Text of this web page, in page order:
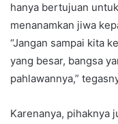
hanya bertujuan
menanamkan jiwa
“Jangan sampai kita
yang besar, bangsa
pahlawannya,”
Karenanya, pihaknya